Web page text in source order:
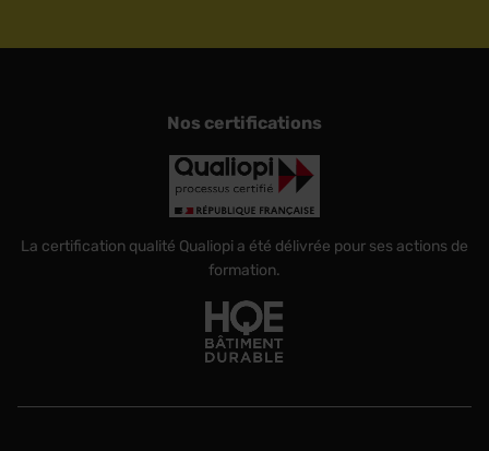
Nos certifications
La certification qualité Qualiopi a été délivrée pour ses actions de
formation.